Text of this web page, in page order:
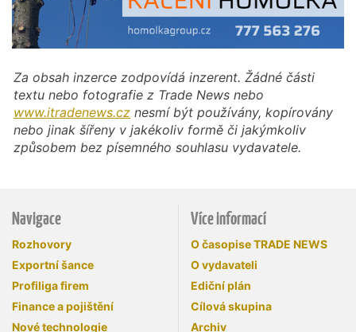
Za obsah inzerce zodpovídá inzerent. Žádné části
textu nebo fotografie z Trade News nebo
www.itradenews.cz nesmí být používány, kopírovány
nebo jinak šířeny v jakékoliv formě či jakýmkoliv
způsobem bez písemného souhlasu vydavatele.
Navigace
Rozhovory
Exportní šance
Profiliga firem
Finance a pojištění
Nové technologie
Více informací
O časopise TRADE NEWS
O vydavateli
Ediční plán
Cílová skupina
Archiv